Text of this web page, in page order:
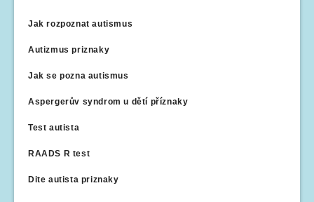
Jak rozpoznat autismus
Autizmus priznaky
Jak se pozna autismus
Aspergerův syndrom u dětí příznaky
Test autista
RAADS R test
Dite autista priznaky